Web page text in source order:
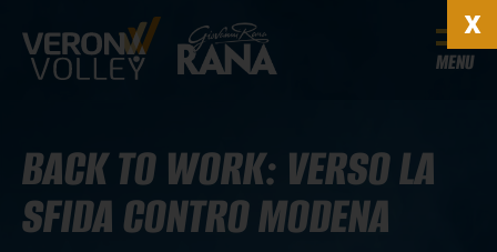
MENU
BACK TO WORK: VERSO LA
SFIDA CONTRO MODENA